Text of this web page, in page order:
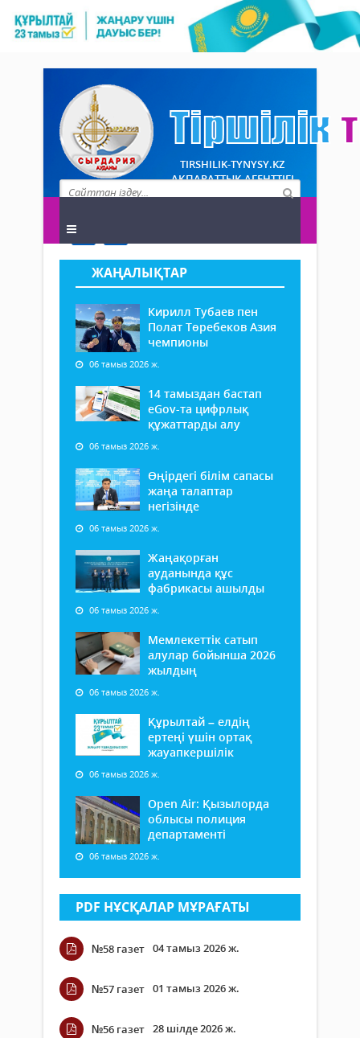
TIRSHILIK-TYNYSY.KZ
АҚПАРАТТЫҚ АГЕНТТІГІ
ЖАҢАЛЫҚТАР
Кирилл Тубаев пен
Полат Төребеков Азия
чемпионы
06 тамыз 2026 ж.
14 тамыздан бастап
еGov-та цифрлық
құжаттарды алу
06 тамыз 2026 ж.
Өңірдегі білім сапасы
жаңа талаптар
негізінде
06 тамыз 2026 ж.
Жаңақорған
ауданында құс
фабрикасы ашылды
06 тамыз 2026 ж.
Мемлекеттік сатып
алулар бойынша 2026
жылдың
06 тамыз 2026 ж.
Құрылтай – елдің
ертеңі үшін ортақ
жауапкершілік
06 тамыз 2026 ж.
Open Air: Қызылорда
облысы полиция
департаменті
06 тамыз 2026 ж.
PDF НҰСҚАЛАР МҰРАҒАТЫ
№58 газет 04 тамыз 2026 ж.
№57 газет 01 тамыз 2026 ж.
№56 газет 28 шілде 2026 ж.